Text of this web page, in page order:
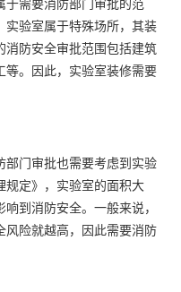
实验室属于特殊场所，其装
防安全审批范围包括建筑
。因此，实验室装修需要
门审批也需要考虑到实验
规定》，实验室的面积大
到消防安全。一般来说，
风险就越高，因此需要消防